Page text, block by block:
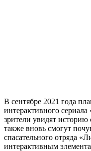
В сентябре 2021 года
интерактивного
зрители увидят
также вновь смогут
спасательного отряда
интерактивным